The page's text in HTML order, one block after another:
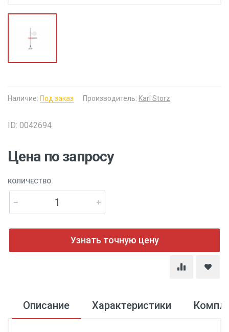
Наличие: Под заказ Производитель: Karl Storz
ID: 0042694
Цена по запросу
КОЛИЧЕСТВО
Узнать точную цену
Описание Характеристики